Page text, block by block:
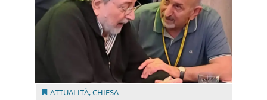
ATTUALITÀ,CHIESA